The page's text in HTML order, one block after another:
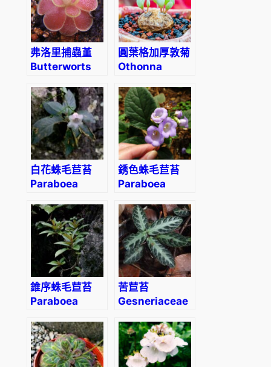
弗洛里捕蟲堇
Butterworts
‘Florian’)
圓葉格加厚敦菊
Othonna
白花蛛毛苣苔
Paraboea
(Levl.) Burtt
銹色蛛毛苣苔
Paraboea
(Franch.)
Burtt.
錐序蛛毛苣苔
Paraboea
(Hance) Burtt
苦苣苔
Gesneriaceae